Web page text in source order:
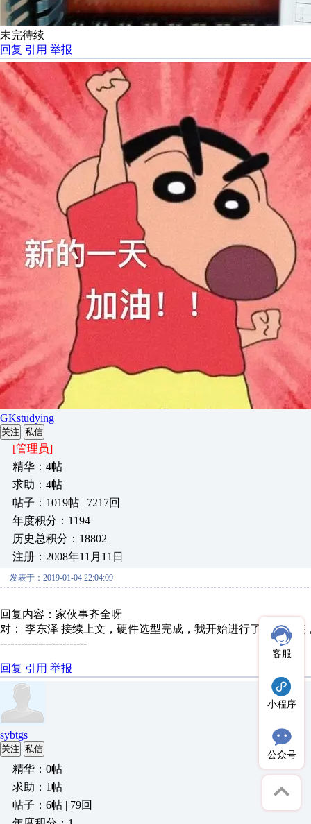
未完待续
回复 引用 举报
GKstudying
关注 私信
[管理员]
精华：4帖
求助：4帖
帖子：1019帖 | 7217回
年度积分：1194
历史总积分：18802
注册：2008年11月11日
发表于：2019-01-04 22:04:09
回复内容：家伙事齐全呀
对： 李东泽 接续上文，硬件选型完成，我开始进行了硬件安装
-------------------------
回复 引用 举报
sybtgs
关注 私信
精华：0帖
求助：1帖
帖子：6帖 | 79回
客服
小程序
公众号